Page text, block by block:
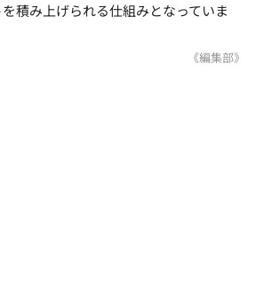
積み上げられる仕組みとなっていま
《編集部》